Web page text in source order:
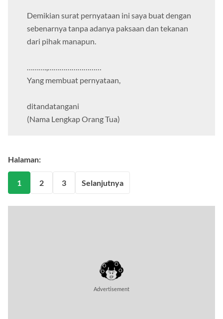
Demikian surat pernyataan ini saya buat dengan
sebenarnya tanpa adanya paksaan dan tekanan
dari pihak manapun.
……….,………………………
Yang membuat pernyataan,
ditandatangani
(Nama Lengkap Orang Tua)
Halaman:
1 2 3 Selanjutnya
Advertisement